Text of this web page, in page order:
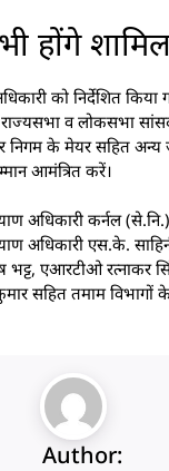
होंगे
को निर्देशित किया
व लोकसभा
निगम के मेयर सहित अन्य
आमंत्रित करें।
अधिकारी कर्नल
अधिकारी एस.के.
एआरटीओ रत्नाकर
सहित तमाम विभागों के
Author: